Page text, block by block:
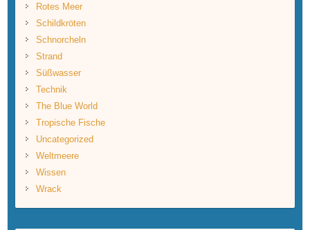
Rotes Meer
Schildkröten
Schnorcheln
Strand
Süßwasser
Technik
The Blue World
Tropische Fische
Uncategorized
Weltmeere
Wissen
Wrack